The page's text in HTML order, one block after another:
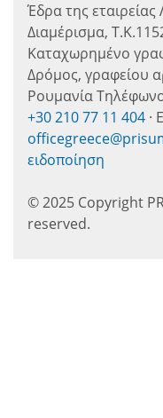
Έδρα της
Διαμέρισμα,
Καταχωρημένο
Δρόμος, γραφείου
Ρουμανία
+30 210 77 11 404 ·
ειδοποίηση
© 2025 Copyright
reserved.